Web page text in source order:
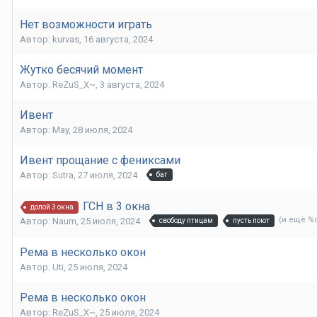
Нет возможности играть
Автор: kurvas, 16 августа, 2024
Жутко бесячий момент
Автор: ReZuS_X~, 3 августа, 2024
Ивент
Автор: May, 28 июля, 2024
Ивент прощание с фениксами
Автор: Sutra, 27 июля, 2024 баг
долой 3 окна ГСН в 3 окна
Автор: Naum, 25 июля, 2024 свободу птицам пусть поют (и ещё
Рема в несколько окон
Автор: Uti, 25 июля, 2024
Рема в несколько окон
Автор: ReZuS_X~, 25 июля, 2024